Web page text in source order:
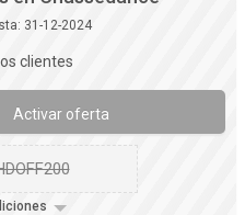
31-12-2024
clientes
Activar oferta